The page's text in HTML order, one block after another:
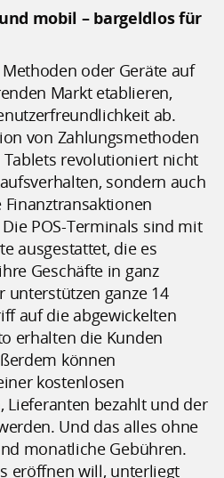
mobil – bargeldlos für
oder Geräte auf
Markt etablieren,
ab.
von Zahlungsmethoden
revolutioniert nicht
sondern auch
POS-Terminals sind mit
ausgestattet, die es
Geschäfte in ganz
unterstützen ganze 14
auf die abgewickelten
erhalten die Kunden
können
kostenlosen
Lieferanten bezahlt und der
Und das alles ohne
monatliche Gebühren.
eröffnen will, unterliegt